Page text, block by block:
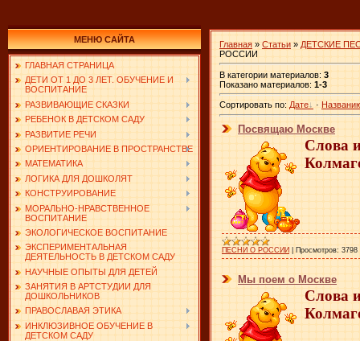
МЕНЮ САЙТА
ГЛАВНАЯ СТРАНИЦА
ДЕТИ ОТ 1 ДО 3 ЛЕТ. ОБУЧЕНИЕ И
ВОСПИТАНИЕ
РАЗВИВАЮЩИЕ СКАЗКИ
РЕБЕНОК В ДЕТСКОМ САДУ
РАЗВИТИЕ РЕЧИ
ОРИЕНТИРОВАНИЕ В ПРОСТРАНСТВЕ
МАТЕМАТИКА
ЛОГИКА ДЛЯ ДОШКОЛЯТ
КОНСТРУИРОВАНИЕ
МОРАЛЬНО-НРАВСТВЕННОЕ
ВОСПИТАНИЕ
ЭКОЛОГИЧЕСКОЕ ВОСПИТАНИЕ
ЭКСПЕРИМЕНТАЛЬНАЯ
ДЕЯТЕЛЬНОСТЬ В ДЕТСКОМ САДУ
НАУЧНЫЕ ОПЫТЫ ДЛЯ ДЕТЕЙ
ЗАНЯТИЯ В АРТСТУДИИ ДЛЯ
ДОШКОЛЬНИКОВ
ПРАВОСЛАВАЯ ЭТИКА
ИНКЛЮЗИВНОЕ ОБУЧЕНИЕ В
ДЕТСКОМ САДУ
Главная » Статьи » ДЕТСКИЕ
РОССИИ
В категории материалов: 3
Показано материалов: 1-3
Сортировать по: Дате ·
Посвящаю Москве
Слова
ПЕСНИ О РОССИИ Просмотров: 3798
Мы поем о Москве
Слова